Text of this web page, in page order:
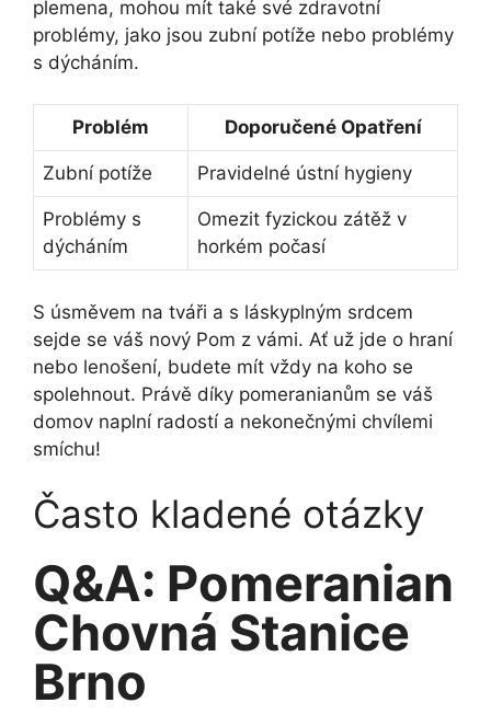
plemena, mohou mít také své zdravotní
problémy, jako jsou zubní potíže nebo problémy
s dýcháním.
Problém Doporučené Opatření
Zubní potíže Pravidelné ústní hygieny
Problémy s
dýcháním
Omezit fyzickou zátěž v
horkém počasí
S úsměvem na tváři a s láskyplným srdcem
sejde se váš nový Pom z vámi. Ať už jde o hraní
nebo lenošení, budete mít vždy na koho se
spolehnout. Právě díky pomeranianům se váš
domov naplní radostí a nekonečnými chvílemi
smíchu!
Často kladené otázky
Q&A: Pomeranian
Chovná Stanice
Brno